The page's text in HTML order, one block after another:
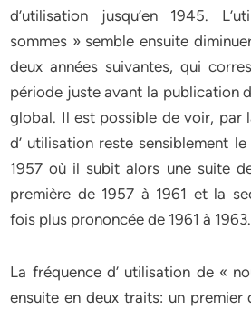
d’utilisation jusqu’en 1945.
sommes » semble ensuite
deux années suivantes, qui
période juste avant la publication
global. Il est possible de voir, par
d’ utilisation reste sensiblement le
1957 où il subit alors une suite
première de 1957 à 1961 et la
fois plus prononcée de 1961 à 1963.
La fréquence d’ utilisation de «
ensuite en deux traits: un premier